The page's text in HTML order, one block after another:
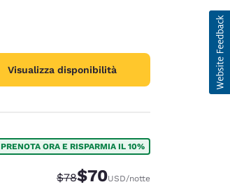
Visualizza disponibilità
PRENOTA ORA E RISPARMIA IL 10%
Tariffa di barratura:
$78Tariffa scontata:
$70USD/notte